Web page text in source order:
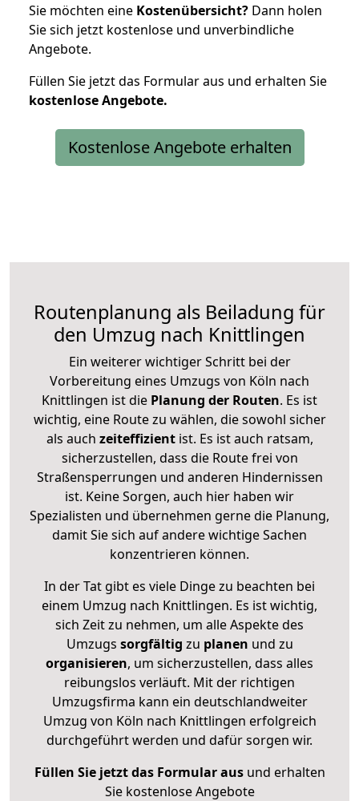
Sie möchten eine Kostenübersicht? Dann holen
Sie sich jetzt kostenlose und unverbindliche
Angebote.
Füllen Sie jetzt das Formular aus und erhalten Sie
kostenloseAngebote.
Kostenlose Angebote erhalten
Routenplanung als Beiladung für
den Umzug nach Knittlingen
Ein weiterer wichtiger Schritt bei der
Vorbereitung eines Umzugs von Köln nach
Knittlingen ist die Planung der Routen. Es ist
wichtig, eine Route zu wählen, die sowohl sicher
als auch zeiteffizientist. Es ist auch ratsam,
sicherzustellen, dass die Route frei von
Straßensperrungen und anderen Hindernissen
ist. Keine Sorgen, auch hier haben wir
Spezialisten und übernehmen gerne die Planung,
damit Sie sich auf andere wichtige Sachen
konzentrieren können.
In der Tat gibt es viele Dinge zu beachten bei
einem Umzug nach Knittlingen. Es ist wichtig,
sich Zeit zu nehmen, um alle Aspekte des
Umzugs sorgfältig zu planen und zu
organisieren, um sicherzustellen, dass alles
reibungslos verläuft. Mit der richtigen
Umzugsfirma kann ein deutschlandweiter
Umzug von Köln nach Knittlingen erfolgreich
durchgeführt werden und dafür sorgen wir.
Füllen Sie jetzt das Formular ausund erhalten
Sie kostenlose Angebote